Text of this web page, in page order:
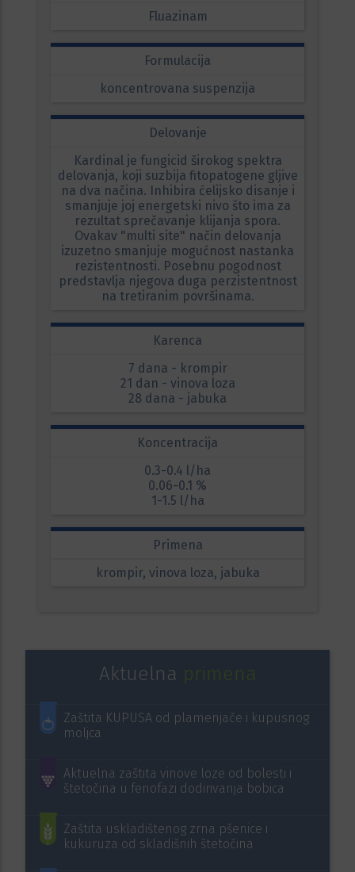
Fluazinam
Formulacija
koncentrovana suspenzija
Delovanje
Kardinal je fungicid širokog spektra
delovanja, koji suzbija fitopatogene gljive
na dva načina. Inhibira ćelijsko disanje i
smanjuje joj energetski nivo što ima za
rezultat sprečavanje klijanja spora.
Ovakav "multi site" način delovanja
izuzetno smanjuje mogućnost nastanka
rezistentnosti. Posebnu pogodnost
predstavlja njegova duga perzistentnost
na tretiranim površinama.
Karenca
7 dana - krompir
21 dan - vinova loza
28 dana - jabuka
Koncentracija
0.3-0.4 l/ha
0.06-0.1 %
1-1.5 l/ha
Primena
krompir, vinova loza, jabuka
Aktuelna
Zaštita KUPUSA od plamenjače i kupusnog
moljca
Aktuelna zaštita vinove loze od bolesti i
štetočina u fenofazi dodirivanja bobica
Zaštita uskladištenog zrna pšenice i
kukuruza od skladišnih štetočina